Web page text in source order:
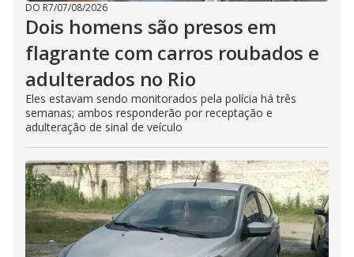
DO R7/07/08/2026
Dois homens são presos em
flagrante com carros roubados e
adulterados no Rio
Eles estavam sendo monitorados pela polícia há três
semanas; ambos responderão por receptação e
adulteração de sinal de veículo